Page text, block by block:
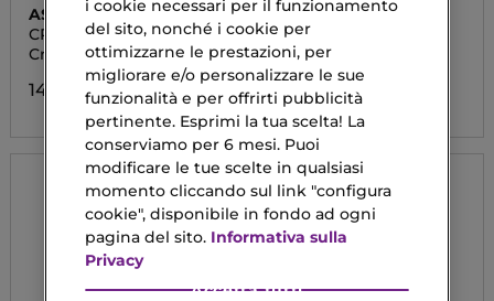
ASTRA MAKE-UP
CREMA GEL
Crema Viso Gel Idratante
14,14 €
MISSHA
BB BOOMER
BB Cream
7,44 €
i cookie necessari per il funzionamento
del sito, nonché i cookie per
ottimizzarne le prestazioni, per
migliorare e/o personalizzare le sue
funzionalità e per offrirti pubblicità
pertinente. Esprimi la tua scelta! La
conserviamo per 6 mesi. Puoi
modificare le tue scelte in qualsiasi
momento cliccando sul link "configura
cookie", disponibile in fondo ad ogni
pagina del sito. Informativa sulla
Privacy
Accetta tutti